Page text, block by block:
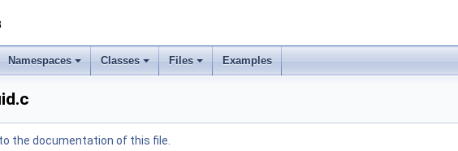
Namespaces Classes Files Examples
the documentation of this file.